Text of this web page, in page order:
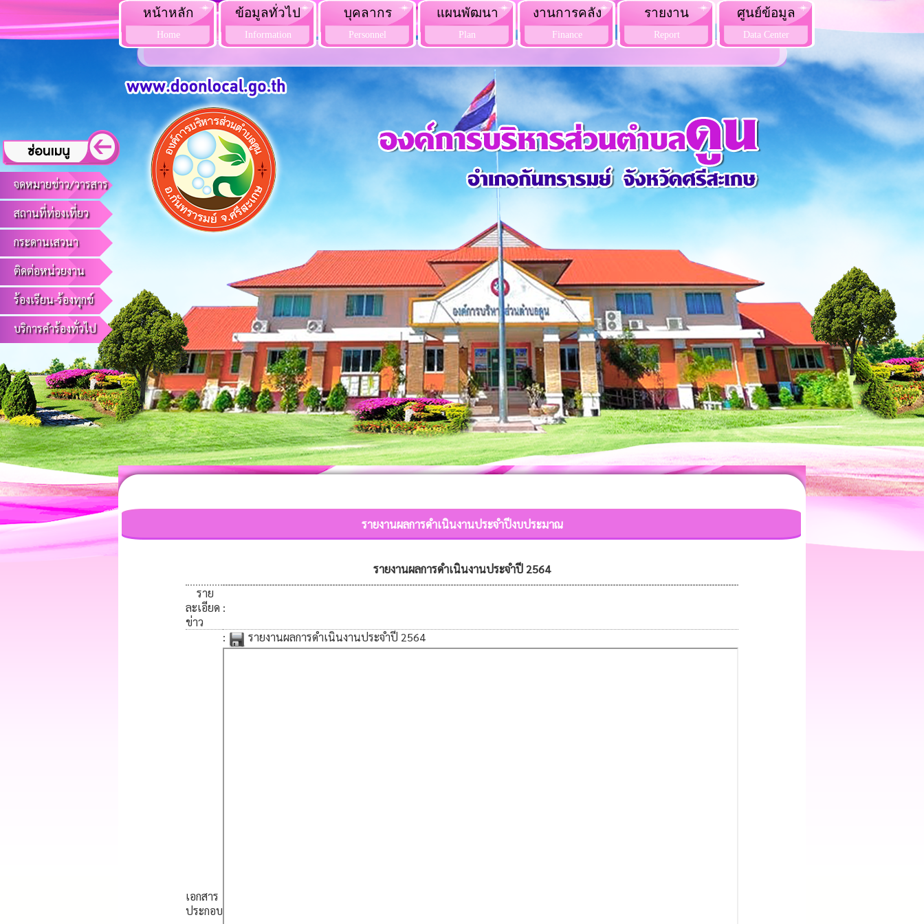
จดหมายข่าว/วารสาร
สถานที่ท่องเที่ยว
กระดานเสวนา
ติดต่อหน่วยงาน
ร้องเรียน-ร้องทุกข์
บริการคำร้องทั่วไป
หน้าหลัก
Home
ข้อมูลทั่วไป
Information
บุคลากร
Personnel
แผนพัฒนา
Plan
งานการคลัง
Finance
รายงาน
Report
ศูนย์ข้อมูล
Data Center
รายงานผลการดำเนินงานประจำปีงบประมาณ
รายงานผลการดำเนินงานประจำปี 2564
ราย
ละเอียด
ข่าว
:
เอกสาร
ประกอบ
: รายงานผลการดำเนินงานประจำปี 2564